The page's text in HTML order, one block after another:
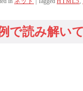
で読み解い